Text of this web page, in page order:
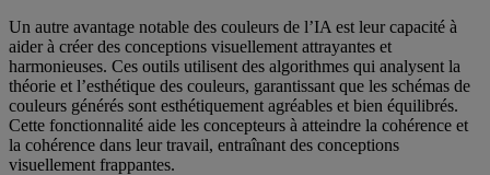
Un autre avantage notable des couleurs de l’IA est leur capacité à
aider à créer des conceptions visuellement attrayantes et
harmonieuses. Ces outils utilisent des algorithmes qui analysent la
théorie et l’esthétique des couleurs, garantissant que les schémas de
couleurs générés sont esthétiquement agréables et bien équilibrés.
Cette fonctionnalité aide les concepteurs à atteindre la cohérence et
la cohérence dans leur travail, entraînant des conceptions
visuellement frappantes.